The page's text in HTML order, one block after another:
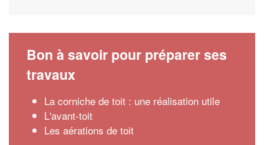
Bon à savoir pour préparer ses
travaux
La corniche de toit : une réalisation utile
L'avant-toit
Les aérations de toit